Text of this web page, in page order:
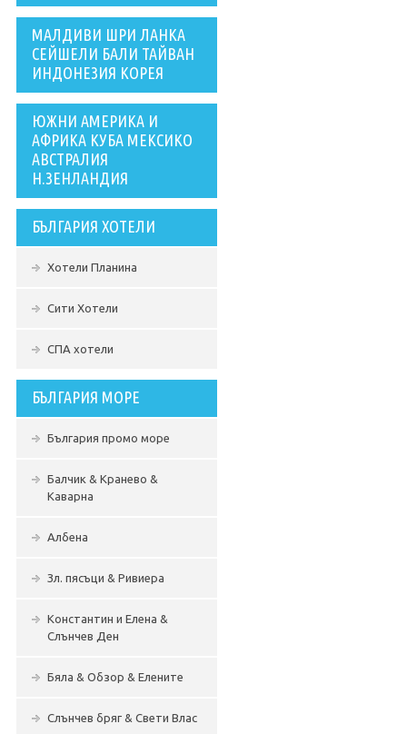
МАЛДИВИ ШРИ ЛАНКА
СЕЙШЕЛИ БАЛИ ТАЙВАН
ИНДОНЕЗИЯ КОРЕЯ
ЮЖНИ АМЕРИКА И
АФРИКА КУБА МЕКСИКО
АВСТРАЛИЯ
Н.ЗЕНЛАНДИЯ
БЪЛГАРИЯ ХОТЕЛИ
Хотели Планина
Сити Хотели
СПА хотели
БЪЛГАРИЯ МОРЕ
България промо море
Балчик & Кранево &
Каварна
Албена
Зл. пясъци & Ривиера
Константин и Елена &
Слънчев Ден
Бяла & Обзор & Елените
Слънчев бряг & Свети Влас